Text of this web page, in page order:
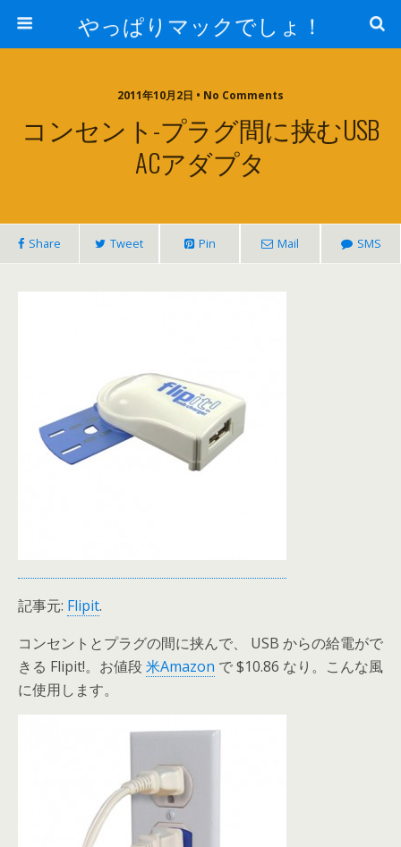
やっぱりマックでしょ！
2011年10月2日 • No Comments
コンセント-プラグ間に挟むUSB
ACアダプタ
Share Tweet Pin Mail SMS
記事元: Flipit.
コンセントとプラグの間に挟んで、 USB からの給電がで
きる Flipit!。お値段米Amazon で $10.86 なり。こんな風
に使用します。